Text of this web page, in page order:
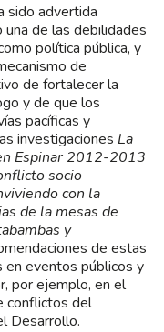
sido advertida
de las debilidades
política pública, y
de
de fortalecer la
y de que los
pacíficas y
investigaciones La
Espinar 2012-2013
socio
con la
de la mesas de
y
de estas
en eventos públicos y
por ejemplo, en el
conflictos del
Desarrollo.